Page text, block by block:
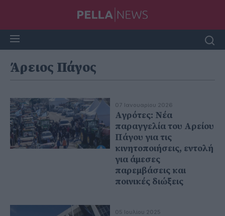
Άρειος Πάγος
07 Ιανουαρίου 2026
Αγρότες: Νέα
παραγγελία του Αρείου
Πάγου για τις
κινητοποιήσεις, εντολή
για άμεσες
παρεμβάσεις και
ποινικές διώξεις
05 Ιουλίου 2025